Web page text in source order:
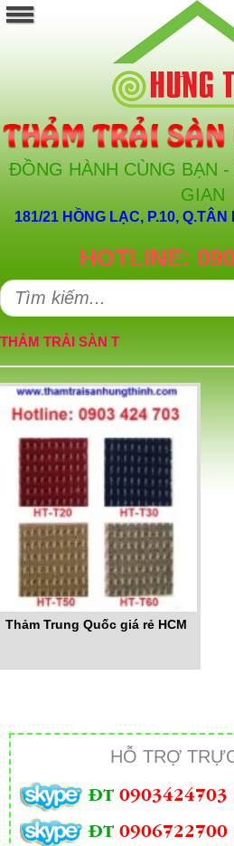
ĐỒNG HÀNH CÙNG BẠN
GIAN
181/21 HỒNG LẠC, P.10, Q.TÂN
HOTLINE:
THẢM TRẢI SÀN T
Thảm Trung Quốc giá rẻ HCM
HỖ TRỢ
ĐT
ĐT 0906722700